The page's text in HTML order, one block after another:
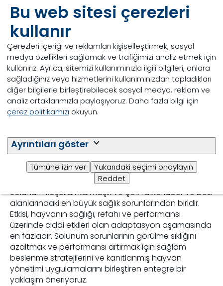
Bu web sitesi çerezleri
kullanır
Çerezleri içeriği ve reklamları kişiselleştirmek, sosyal
medya özellikleri sağlamak ve trafiğimizi analiz etmek için
kullanırız. Ayrıca, sitemizi kullanımınızla ilgili bilgileri, onlara
sağladığınız veya hizmetlerini kullanımınızdan topladıkları
diğer bilgilerle birleştirebilecek sosyal medya, reklam ve
analiz ortaklarımızla paylaşıyoruz. Daha fazla bilgi için
çerez politikamızı okuyun.
Ayrıntıları göster
Tümüne izin ver
Yukarıdaki seçimi onaylayın
Reddet
Solunum sağlığını
yönetmek
Solunum koşulları karmaşık ve çok faktörlüdür ve besi
alanlarındaki en büyük sağlık sorunlarından biridir.
Etkisi, hayvanın sağlığı, refahı ve performansı
üzerinde ciddi etkileri olan adaptasyon aşamasında
en fazladır. Solunum sorunlarının görülme sıklığını
azaltmak ve performansı artırmak için sağlam
beslenme stratejilerini ve kanıtlanmış hayvan
yönetimi uygulamalarını birleştiren entegre bir
yaklaşım öneriyoruz.